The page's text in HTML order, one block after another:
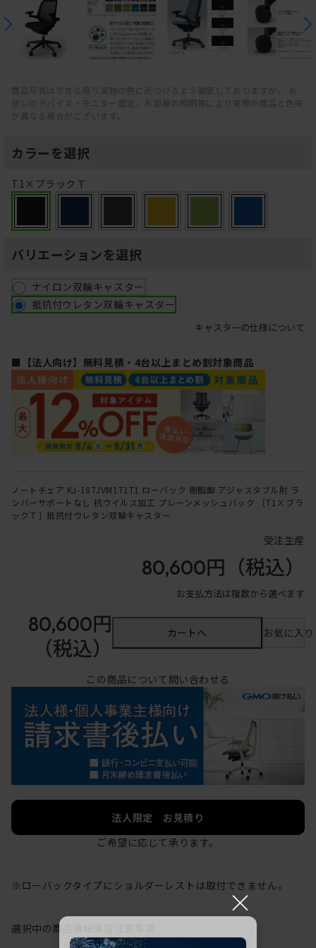
商品写真はできる限り実物の色に近づけるよう徹底しておりますが、 お
使いのデバイス・モニター設定、お部屋の照明等により実際の商品と色味
が異なる場合がございます。
カラーを選択
T1×ブラックＴ
バリエーションを選択
ナイロン双輪キャスター
抵抗付ウレタン双輪キャスター
キャスターの仕様について
■【法人向け】無料見積・4台以上まとめ割対象商品
ノートチェア KJ-187JVM1T1T1 ローバック 樹脂脚 アジャスタブル肘 ラ
ンバーサポートなし 抗ウイルス加工 プレーンメッシュバック ［T1×ブラ
ックＴ］抵抗付ウレタン双輪キャスター
受注生産
80,600円 （税込）
お支払方法は複数から選べます
80,600円
（税込）
カートへ お気に入
この商品について問い合わせる
法人限定 お見積り
ご希望に応じて承ります。
※ローバックタイプにショルダーレストは取付できません。
選択中の商品情報
×